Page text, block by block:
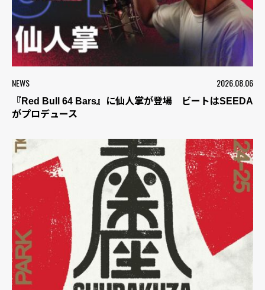
NEWS 2026.08.06
『Red Bull 64 Bars』に仙人掌が登場 ビートはSEEDA
がプロデュース